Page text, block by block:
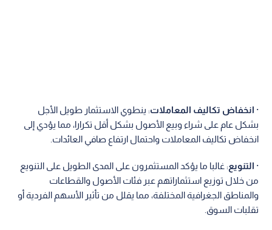
· انخفاض تكاليف المعاملات: ينطوي الاستثمار طويل الأجل
بشكل عام على شراء وبيع الأصول بشكل أقل تكرارا، مما يؤدي إلى
انخفاض تكاليف المعاملات واحتمال ارتفاع صافي العائدات.
· التنويع: غالبا ما يؤكد المستثمرون على المدى الطويل على التنويع
من خلال توزيع استثماراتهم عبر فئات الأصول والقطاعات
والمناطق الجغرافية المختلفة، مما يقلل من تأثير الأسهم الفردية أو
تقلبات السوق.